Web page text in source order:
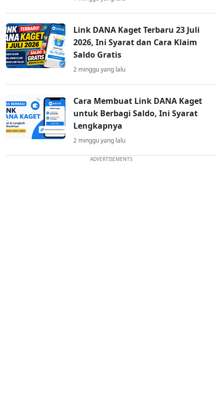
Link DANA Kaget Terbaru 23 Juli
2026, Ini Syarat dan Cara Klaim
Saldo Gratis
2 minggu yang lalu
Cara Membuat Link DANA Kaget
untuk Berbagi Saldo, Ini Syarat
Lengkapnya
2 minggu yang lalu
ADVERTISEMENTS